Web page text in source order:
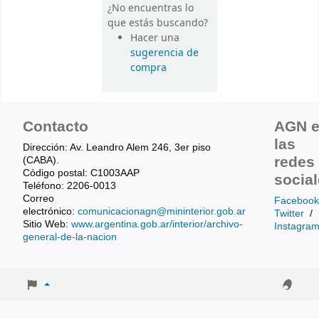
¿No encuentras lo
que estás buscando?
Hacer una
sugerencia de
compra
Contacto
Dirección: Av. Leandro Alem 246, 3er piso
(CABA).
Código postal: C1003AAP
Teléfono: 2206-0013
Correo
electrónico: comunicacionagn@mininterior.gob.ar
Sitio Web: www.argentina.gob.ar/interior/archivo-
general-de-la-nacion
AGN
las
redes
Facebook
Twitter /
Instagram